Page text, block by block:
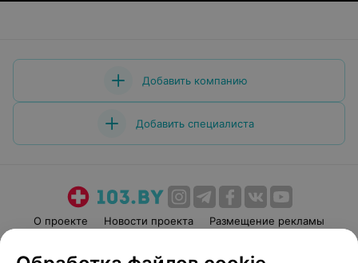
Добавить компанию
Добавить специалиста
О проекте Новости проекта
Размещение рекламы